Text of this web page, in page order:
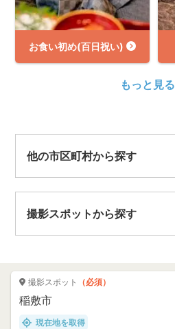
お食い初め(百日祝い)
もっと見る
他の市区町村から探す
撮影スポットから探す
撮影スポット （必須）
現在地を取得